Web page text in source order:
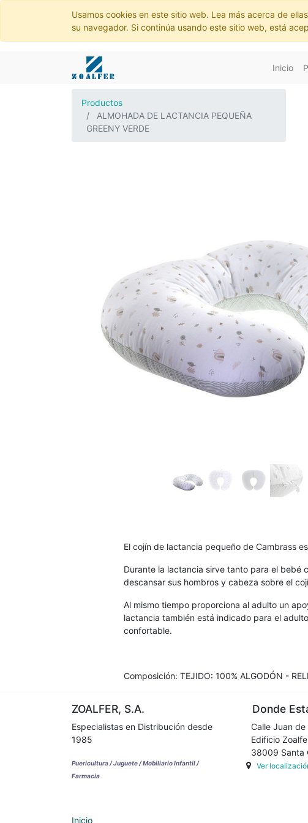
Usamos cookies en este sitio web. Lea más acerca de
su navegador. Si continúa usando este sitio web, está
Inicio
Productos
ALMOHADA DE LACTANCIA PEQUEÑA
GREENY VERDE
El cojín de lactancia pequeño de Cambrass
Durante la lactancia sirve tanto para el bebé
descansar sus hombros y cabeza sobre el
Al mismo tiempo proporciona al adulto un
lactancia también está indicado para el
confortable.
Composición: TEJIDO: 100% ALGODÓN -
ZOALFER, S.A.
Especialistas en Distribución desde
1985
Puericultura / Juguete / Mobiliario Infantil /
Farmacia
Inicio
Donde
Calle Juan
Edificio
38009 Santa
Ver